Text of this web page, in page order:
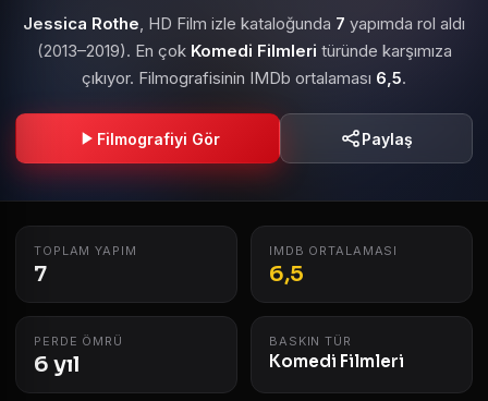
Jessica Rothe, HD Film izle kataloğunda 7 yapımda rol aldı
(2013–2019). En çok Komedi Filmleri türünde karşımıza
çıkıyor. Filmografisinin IMDb ortalaması 6,5.
Filmografiyi Gör Paylaş
TOPLAM YAPIM
7
IMDB ORTALAMASI
6,5
PERDE ÖMRÜ
6 yıl
BASKIN TÜR
Komedi Filmleri